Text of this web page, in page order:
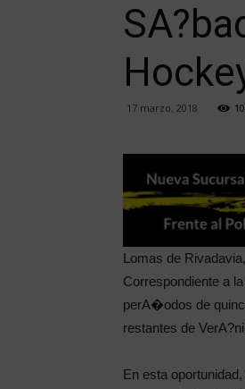
17 marzo, 2018
Lomas de
Correspondiente a
perA�odos de
restantes de
En esta